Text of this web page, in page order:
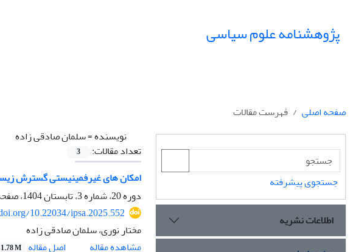
پژوهشنامه علوم سیاسی
صفحه اصلی
فهرست مقالات
نویسنده =سلمان صادقی زاده
تعداد مقالات:
3
امکان های غیرفمینیستی گسترش
دوره 20، شماره 3، تابستان 1404، صفحه
10.22034/ipsa.2025.552
مختار نوری، سلمان صادقی زاده
مشاهده مقاله
اصل مقاله 1.78 M
جستجوی پیشرفته
اطلاعات نشریه